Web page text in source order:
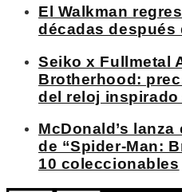
El Walkman
décadas después
Seiko x Fullmetal
Brotherhood:
del reloj inspirado
McDonald’s
de “Spider-Man:
10 coleccionables